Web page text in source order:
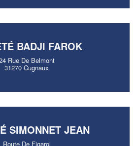
BADJI FAROK
Rue De Belmont
31270 Cugnaux
SIMONNET JEAN
Route De Figarol